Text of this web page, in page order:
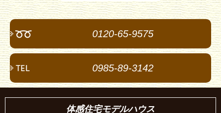
0120-65-9575
0985-89-3142
体感住宅モデルハウス